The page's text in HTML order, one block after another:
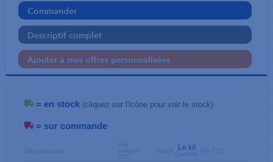
Commander
Descriptif complet
Ajouter à mes offres personnalisées
= en stock (cliquez sur l'icône pour voir le stock)
= sur commande
Le kit